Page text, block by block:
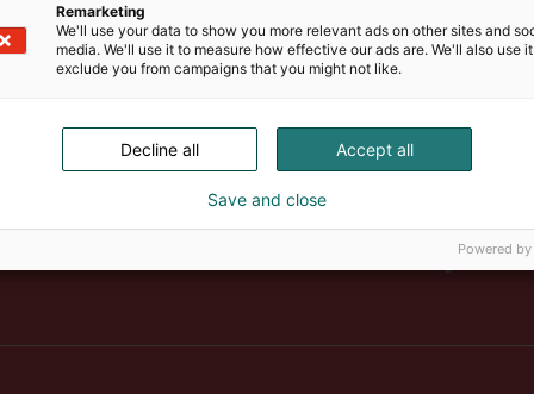
Suomen suurin, maukkain ja
Remarketing
We'll use your data to show you more relevant ads on other sites and
media. We'll use it to measure how effective our ads are. We'll also use
exclude you from campaigns that you might not like.
Accept all
Decline all
Save and close
Powered by